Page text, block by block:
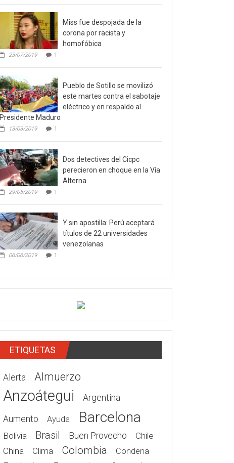
Miss fue despojada de la
corona por racista y
homofóbica
23/07/2019 1
Pueblo de Sotillo se movilizó
este martes contra el sabotaje
eléctrico y en respaldo al
Presidente Maduro
13/03/2019 1
Dos detectives del Cicpc
perecieron en choque en la Vía
Alterna
29/05/2019 1
Y sin apostilla: Perú aceptará
títulos de 22 universidades
venezolanas
06/06/2019 1
ETIQUETAS
Alerta Almuerzo
Anzoátegui Argentina
Aumento Ayuda Barcelona
Bolivia Brasil Buen Provecho
Chile
China
Clima Colombia Condena